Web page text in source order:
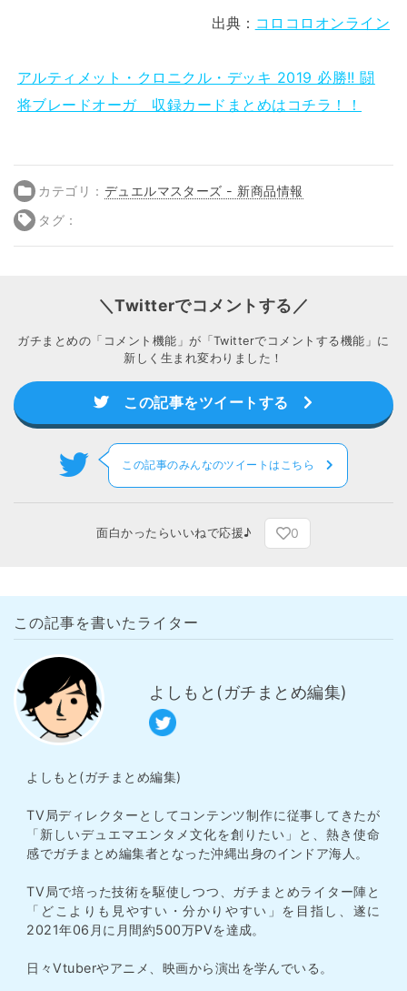
出典： コロコロオンライン
アルティメット・クロニクル・デッキ 2019 必勝!! 闘
将ブレードオーガ 収録カードまとめはコチラ！！
カテゴリ： デュエルマスターズ - 新商品情報
タグ：
＼Twitterでコメントする／
ガチまとめの「コメント機能」が「Twitterでコメントする機能」に
新しく生まれ変わりました！
この記事をツイートする
この記事のみんなのツイートはこちら
面白かったらいいねで応援♪ 0
この記事を書いたライター
よしもと(ガチまとめ編集)
よしもと(ガチまとめ編集)
TV局ディレクターとしてコンテンツ制作に従事してきたが
「新しいデュエマエンタメ文化を創りたい」と、熱き使命
感でガチまとめ編集者となった沖縄出身のインドア海人。
TV局で培った技術を駆使しつつ、ガチまとめライター陣と
「どこよりも見やすい・分かりやすい」を目指し、遂に
2021年06月に月間約500万PVを達成。
日々Vtuberやアニメ、映画から演出を学んでいる。